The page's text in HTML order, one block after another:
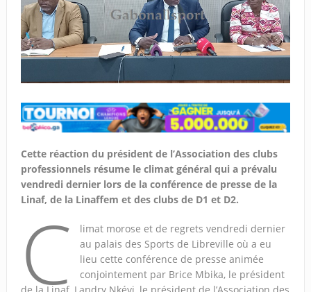
Cette réaction du président de l’Association des clubs
professionnels résume le climat général qui a prévalu
vendredi dernier lors de la conférence de presse de la
Linaf, de la Linaffem et des clubs de D1 et D2.
C
limat morose et de regrets vendredi dernier
au palais des Sports de Libreville où a eu
lieu cette conférence de presse animée
conjointement par Brice Mbika, le président